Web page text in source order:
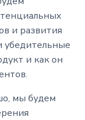
и развития
убедительные
и как он
мы будем